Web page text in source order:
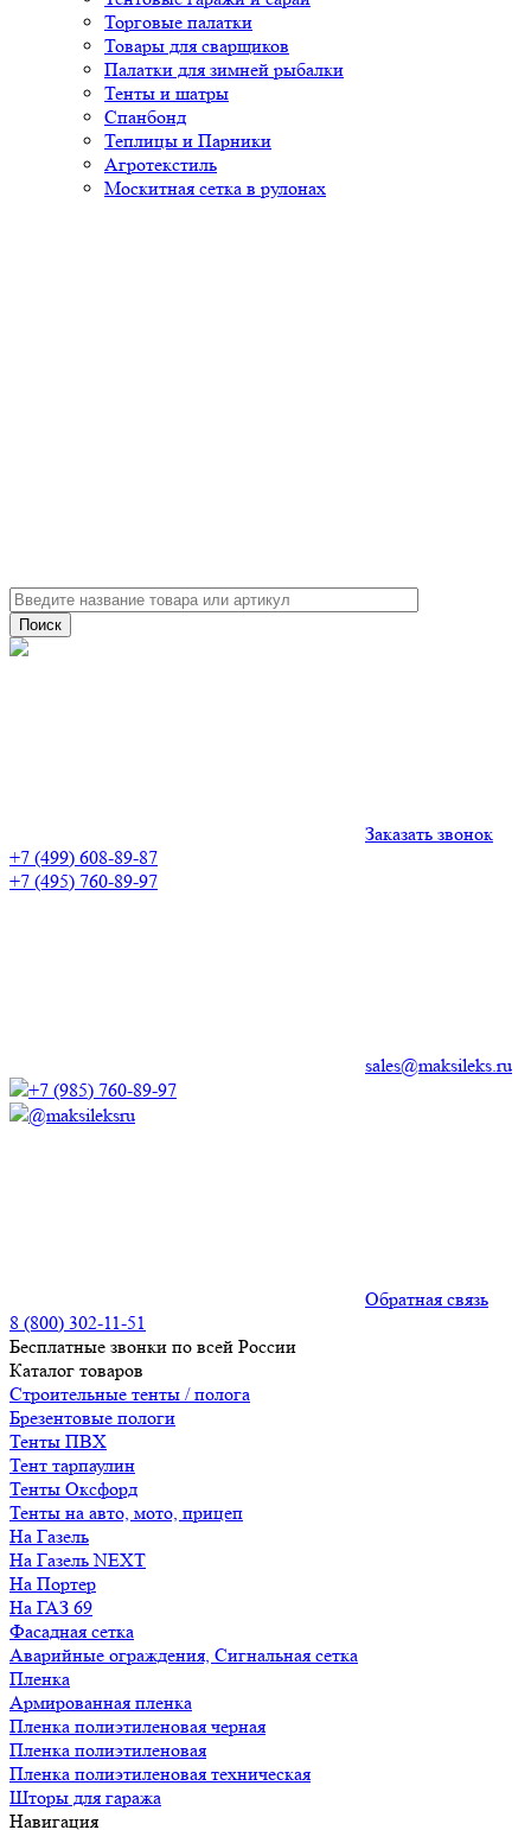
Торговые палатки
Товары для сварщиков
Палатки для зимней рыбалки
Тенты и шатры
Спанбонд
Теплицы и Парники
Агротекстиль
Москитная сетка в рулонах
Заказать звонок
+7 (499) 608-89-87
+7 (495) 760-89-97
sales@maksileks.ru
+7 (985) 760-89-97
@maksileksru
Обратная связь
8 (800) 302-11-51
Бесплатные звонки по всей России
Каталог товаров
Строительные тенты / полога
Брезентовые пологи
Тенты ПВХ
Тент тарпаулин
Тенты Оксфорд
Тенты на авто, мото, прицеп
На Газель
На Газель NEXT
На Портер
На ГАЗ 69
Фасадная сетка
Аварийные ограждения, Сигнальная сетка
Пленка
Армированная пленка
Пленка полиэтиленовая черная
Пленка полиэтиленовая
Пленка полиэтиленовая техническая
Шторы для гаража
Навигация